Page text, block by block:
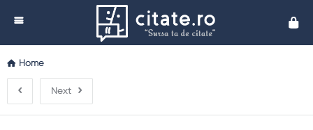
Home
Next